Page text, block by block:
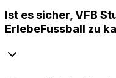
Ist es sicher, VFB
ErlebeFussball zu